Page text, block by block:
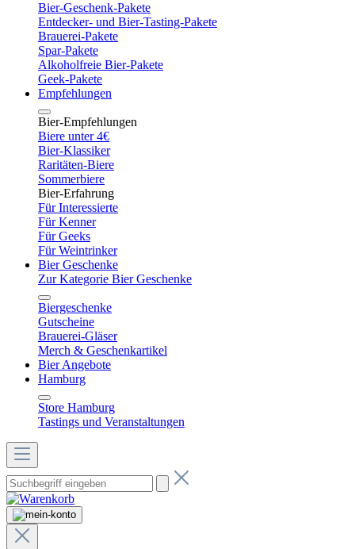
Bier-Geschenk-Pakete
Entdecker- und Bier-Tasting-Pakete
Brauerei-Pakete
Spar-Pakete
Alkoholfreie Bier-Pakete
Geek-Pakete
Empfehlungen
Bier-Empfehlungen
Biere unter 4€
Bier-Klassiker
Raritäten-Biere
Sommerbiere
Bier-Erfahrung
Für Interessierte
Für Kenner
Für Geeks
Für Weintrinker
Bier Geschenke
Zur Kategorie Bier Geschenke
Biergeschenke
Gutscheine
Brauerei-Gläser
Merch & Geschenkartikel
Bier Angebote
Hamburg
Store Hamburg
Tastings und Veranstaltungen